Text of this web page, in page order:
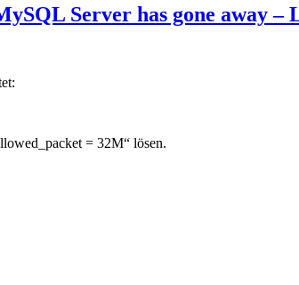
Server has gone away –
= 32M“ lösen.